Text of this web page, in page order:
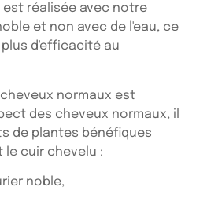
est réalisée avec notre
et non avec de l'eau, ce
d'efficacité au
normaux est
des cheveux normaux, il
de plantes bénéfiques
le cuir chevelu :
noble,